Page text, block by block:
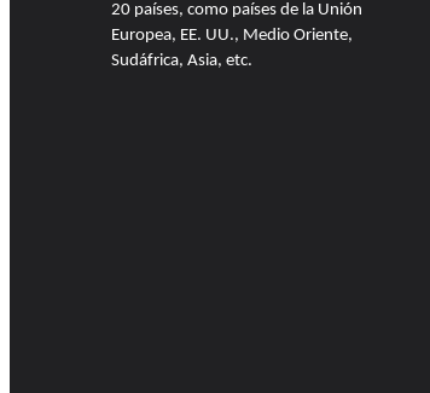
20 países, como países de la Unión
Europea, EE. UU., Medio Oriente,
Sudáfrica, Asia, etc.